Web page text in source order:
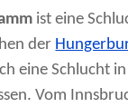
ist eine
der
eine Schlucht
Vom